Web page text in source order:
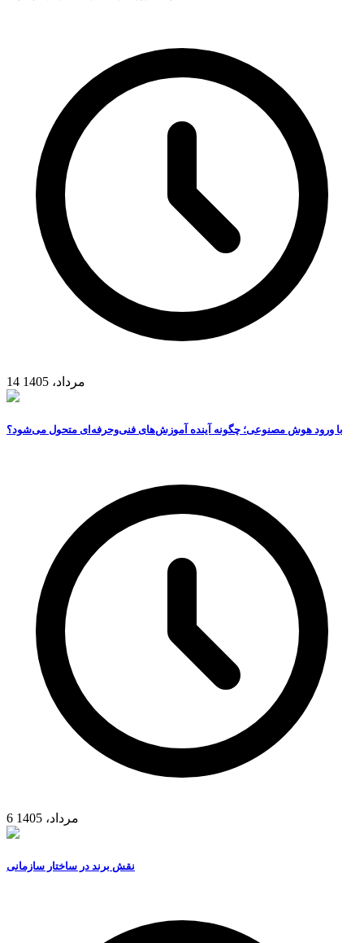
14 مرداد، 1405
با ورود هوش مصنوعی؛ چگونه آینده آموزش‌های فنی‌وحرفه‌ای متحول می‌شود؟
6 مرداد، 1405
نقش برند در ساختار سازمانی